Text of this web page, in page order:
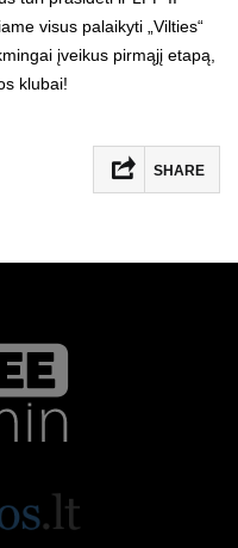
visus palaikyti „Vilties“
įveikus pirmąjį etapą,
klubai!
SHARE